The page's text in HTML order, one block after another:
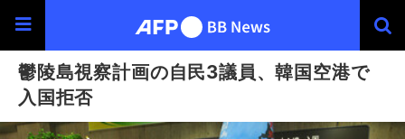
鬱陵島視察計画の自民3議員、韓国空港で
入国拒否